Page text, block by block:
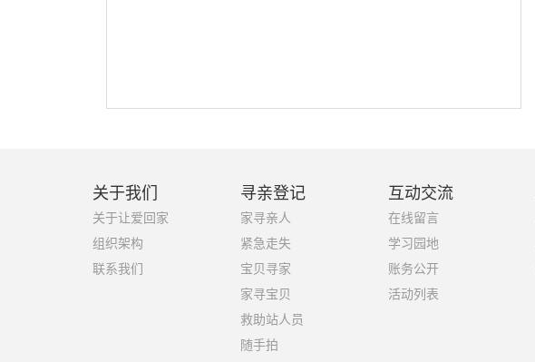
关于我们
关于让爱回家
组织架构
联系我们
寻亲登记
家寻亲人
紧急走失
宝贝寻家
家寻宝贝
救助站人员
随手拍
互动交流
在线留言
学习园地
账务公开
活动列表